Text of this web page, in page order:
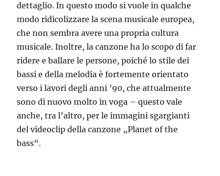
dettaglio. In questo modo si vuole in qualche
modo ridicolizzare la scena musicale europea,
che non sembra avere una propria cultura
musicale. Inoltre, la canzone ha lo scopo di far
ridere e ballare le persone, poiché lo stile dei
bassi e della melodia è fortemente orientato
verso i lavori degli anni ’90, che attualmente
sono di nuovo molto in voga – questo vale
anche, tra l’altro, per le immagini sgargianti
del videoclip della canzone „Planet of the
bass“.